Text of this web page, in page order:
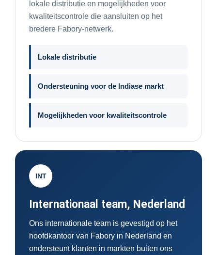
lokale distributie en mogelijkheden voor
kwaliteitscontrole die aansluiten op het
bredere Fabory-netwerk.
Lokale distributie
Ondersteuning voor de Indiase markt
Mogelijkheden voor kwaliteitscontrole
INT
Internationaal team, Nederland
Ons internationale team is gevestigd op het
hoofdkantoor van Fabory in Nederland en
ondersteunt klanten in markten buiten ons